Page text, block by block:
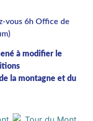
vous 6h Office de
à modifier le
la montagne et du